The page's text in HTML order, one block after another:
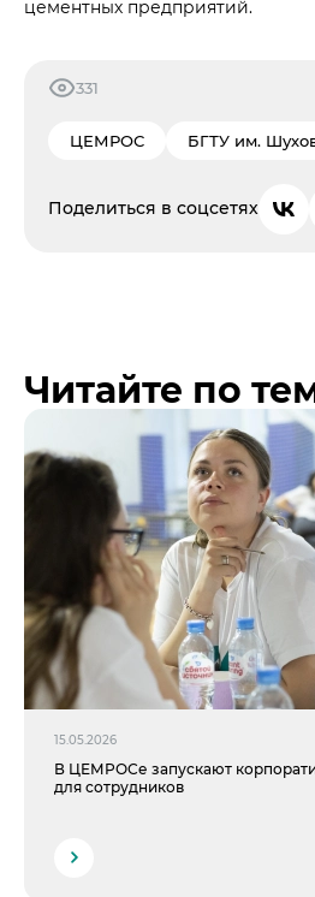
цементных предприятий.
331
ЦЕМРОС БГТУ им.
Поделиться в соцсетях
Читайте по
15.05.2026
В ЦЕМРОСе запускают
для сотрудников